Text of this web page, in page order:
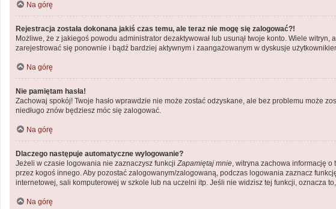
Na górę
Rejestracja została dokonana jakiś czas temu, ale teraz nie mogę się zalogować?!
Możliwe, że z jakiegoś powodu administrator dezaktywował lub usunął twoje konto. Wiele
zarejestrować się ponownie i bądź bardziej aktywnym i zaangażowanym w dyskusje
Na górę
Nie pamiętam hasła!
Zachowaj spokój! Twoje hasło wprawdzie nie może zostać odzyskane, ale bez problemu może
niedługo znów będziesz móc się zalogować.
Na górę
Dlaczego następuje automatyczne wylogowanie?
Jeżeli w czasie logowania nie zaznaczysz funkcjiZapamiętaj mnie, witryna zachowa informację o
przez kogoś innego. Aby pozostać zalogowanym/zalogowaną, podczas logowania zaznacz
internetowej, sali komputerowej w szkole lub na uczelni itp. Jeśli nie widzisz tej funkcji, oznacza to,
Na górę